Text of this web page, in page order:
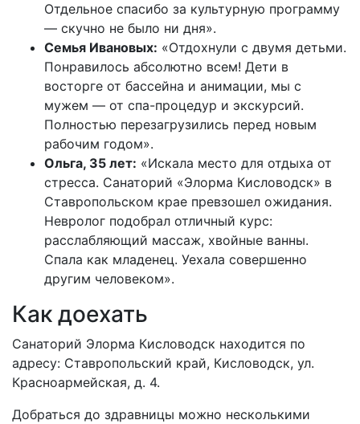
Отдельное спасибо за культурную программу
— скучно не было ни дня».
Семья Ивановых: «Отдохнули с двумя детьми.
Понравилось абсолютно всем! Дети в
восторге от бассейна и анимации, мы с
мужем — от спа-процедур и экскурсий.
Полностью перезагрузились перед новым
рабочим годом».
Ольга, 35 лет: «Искала место для отдыха от
стресса. Санаторий «Элорма Кисловодск» в
Ставропольском крае превзошел ожидания.
Невролог подобрал отличный курс:
расслабляющий массаж, хвойные ванны.
Спала как младенец. Уехала совершенно
другим человеком».
Как доехать
Санаторий Элорма Кисловодск находится по
адресу: Ставропольский край, Кисловодск, ул.
Красноармейская, д. 4.
Добраться до здравницы можно несколькими